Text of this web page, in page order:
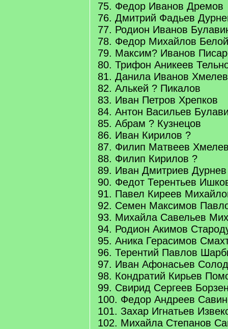
75. Федор Иванов Дремов
76. Дмитрий Фадьев
77. Родион Иванов
78. Федор Михайлов Белой
79. Максим? Иванов
80. Трифон Аникеев
81. Данила Иванов
82. Алькей ? Пикалов
83. Иван Петров Хрепков
84. Антон Васильев
85. Абрам ? Кузнецов
86. Иван Кирилов ?
87. Филип Матвеев
88. Филип Кирилов ?
89. Иван Дмитриев Дурнев
90. Федот Терентьев
91. Павел Киреев
92. Семен Максимов
93. Михайла Савельев
94. Родион Акимов
95. Аника Герасимов
96. Терентий Павлов
97. Иван Афонасьев
98. Кондратий Кирьев
99. Свирид Сергеев
100. Федор Андреев
101. Захар Игнатьев
102. Михайла Степанов